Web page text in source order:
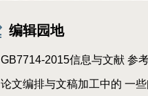
编辑园地
GB7714-2015信息与文献 参
论文编排与文稿加工中的 一